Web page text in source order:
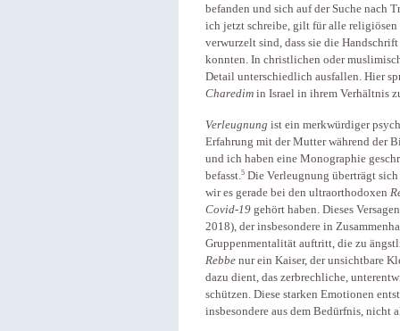
befanden und sich auf der Suche nach
ich jetzt schreibe, gilt für alle
verwurzelt sind, dass sie die
konnten. In christlichen oder
Detail unterschiedlich ausfallen. Hier
Charedim in Israel in ihrem Verhältnis
Verleugnung ist ein merkwürdiger
Erfahrung mit der Mutter während der
und ich haben eine Monographie
befasst.5 Die Verleugnung überträgt
wir es gerade bei den ultraorthodoxen
Covid-19 gehört haben. Dieses
2018), der insbesondere in
Gruppenmentalität auftritt, die zu
Rebbe nur ein Kaiser, der unsichtbare
dazu dient, das zerbrechliche,
schützen. Diese starken Emotionen
insbesondere aus dem Bedürfnis, nicht